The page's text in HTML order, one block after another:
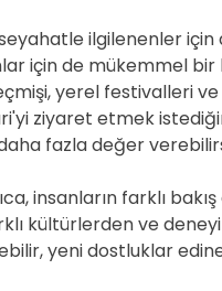
ilgilenenler
için de mükemmel bir
yerel festivalleri
ziyaret etmek
fazla değer
insanların farklı
kültürlerden ve
yeni dostluklar